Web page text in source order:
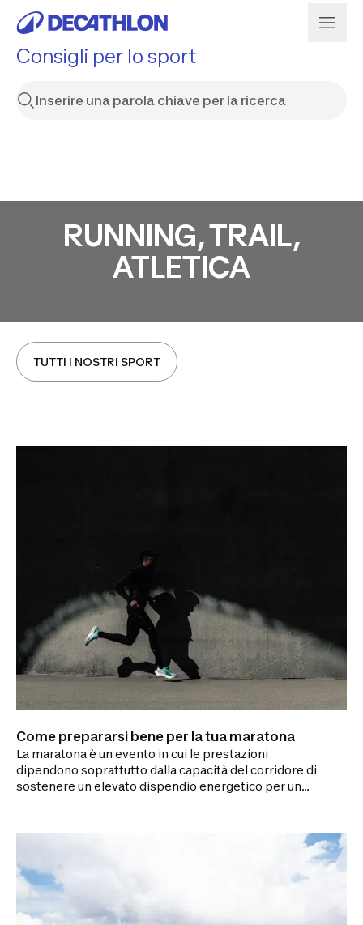
Consigli per lo sport
RUNNING, TRAIL,
ATLETICA
TUTTI I NOSTRI SPORT
Come prepararsi bene per la tua maratona
La maratona è un evento in cui le prestazioni
dipendono soprattutto dalla capacità del corridore di
sostenere un elevato dispendio energetico per un